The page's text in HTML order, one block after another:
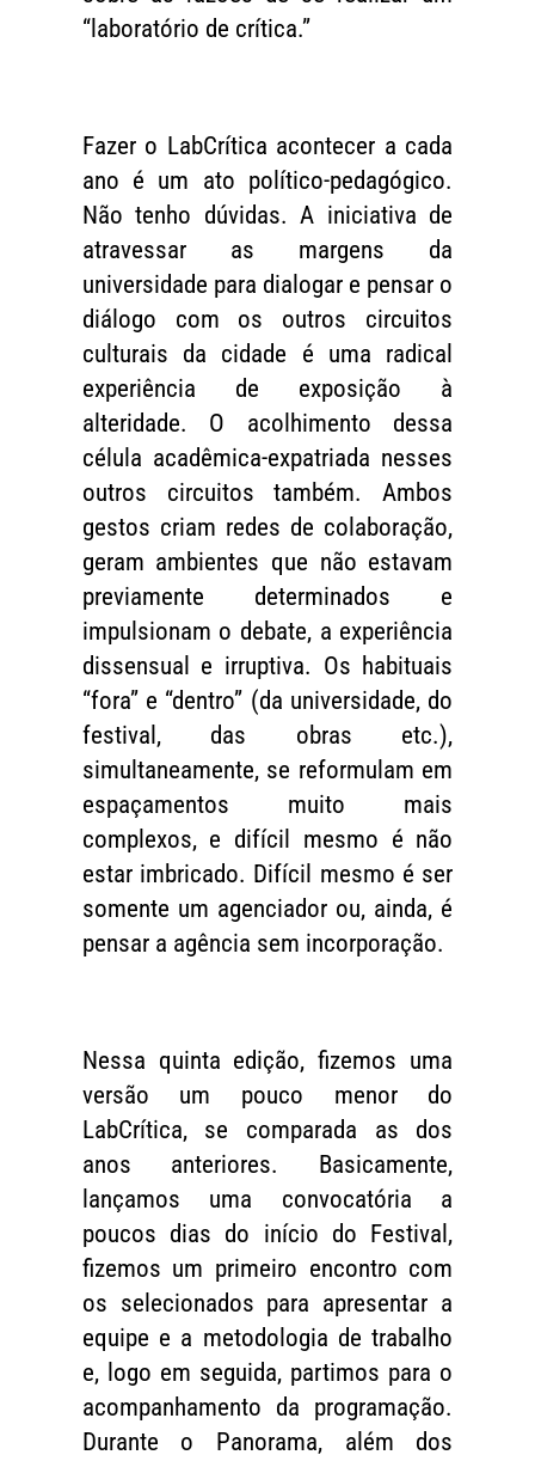
“laboratório de crítica.”
Fazer o LabCrítica acontecer a cada
ano é um ato político-pedagógico.
Não tenho dúvidas. A iniciativa de
atravessar as margens da
universidade para dialogar e pensar o
diálogo com os outros circuitos
culturais da cidade é uma radical
experiência de exposição à
alteridade. O acolhimento dessa
célula acadêmica-expatriada nesses
outros circuitos também. Ambos
gestos criam redes de colaboração,
geram ambientes que não estavam
previamente determinados e
impulsionam o debate, a experiência
dissensual e irruptiva. Os habituais
“fora” e “dentro” (da universidade, do
festival, das obras etc.),
simultaneamente, se reformulam em
espaçamentos muito mais
complexos, e difícil mesmo é não
estar imbricado. Difícil mesmo é ser
somente um agenciador ou, ainda, é
pensar a agência sem incorporação.
Nessa quinta edição, fizemos uma
versão um pouco menor do
LabCrítica, se comparada as dos
anos anteriores. Basicamente,
lançamos uma convocatória a
poucos dias do início do Festival,
fizemos um primeiro encontro com
os selecionados para apresentar a
equipe e a metodologia de trabalho
e, logo em seguida, partimos para o
acompanhamento da programação.
Durante o Panorama, além dos